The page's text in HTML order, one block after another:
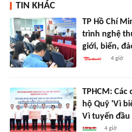
TIN KHÁC
TP Hồ Chí
trình nghệ
giới, biển,
4 giờ
TPHCM:
hộ Quỹ 'Vì
Vì tuyến đầu
4 giờ